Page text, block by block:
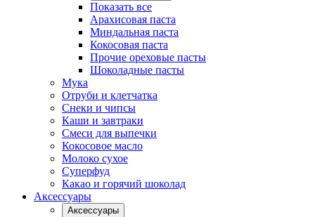
Показать все
Арахисовая паста
Миндальная паста
Кокосовая паста
Прочие ореховые пасты
Шоколадные пасты
Мука
Отруби и клетчатка
Снеки и чипсы
Каши и завтраки
Смеси для выпечки
Кокосовое масло
Молоко сухое
Суперфуд
Какао и горячий шоколад
Аксессуары
Аксессуары